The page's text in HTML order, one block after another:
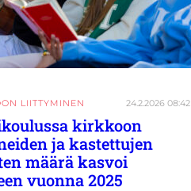
LIITTYMINEN 24.2.2026 08:42
kirkkoon
ja kastettujen
määrä kasvoi
vuonna 2025